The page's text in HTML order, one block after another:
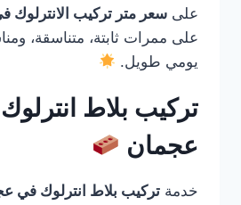
على سعر متر تركيب الانترلوك
على ممرات ثابتة، متناسقة،
يومي طويل.
تركيب بلاط
عجمان
خدمة تركيب بلاط انترلوك في